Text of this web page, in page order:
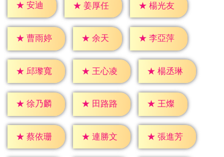
★ 安迪 ★ 姜厚任 ★ 楊光友
★ 曹雨婷 ★ 余天 ★ 李亞萍
★ 邱瓈寬 ★ 王心凌 ★ 楊丞琳
★ 徐乃麟 ★ 田路路 ★ 王燦
★ 蔡依珊 ★ 連勝文 ★ 張進芳